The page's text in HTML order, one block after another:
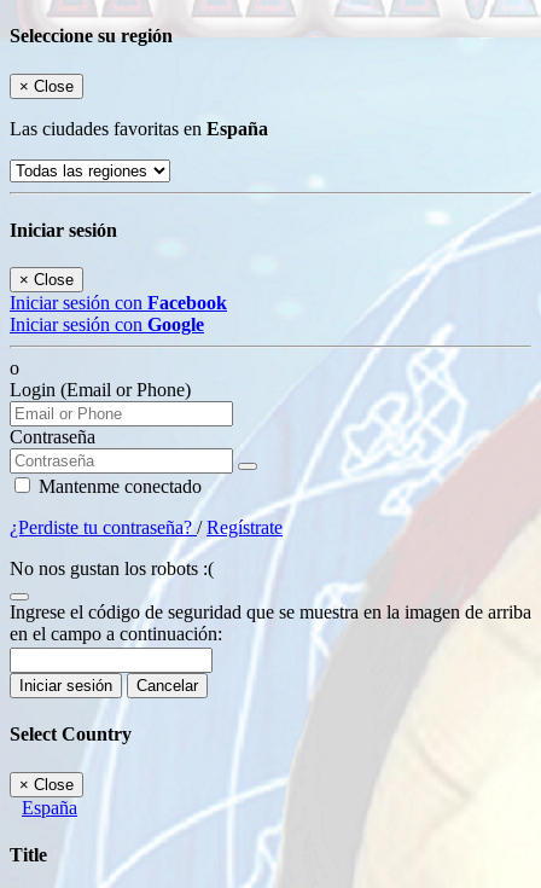
Seleccione su región
× Close
Las ciudades favoritas en España
Iniciar sesión
× Close
Iniciar sesión con Facebook
Iniciar sesión con Google
o
Login (Email or Phone)
Contraseña
Mantenme conectado
¿Perdiste tu contraseña?/Regístrate
No nos gustan los robots :(
Ingrese el código de seguridad que se muestra en la imagen de arriba
en el campo a continuación:
Iniciar sesión Cancelar
Select Country
× Close
España
Title